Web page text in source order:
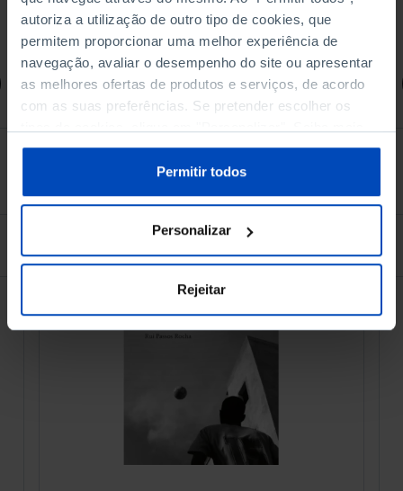
autoriza a utilização de outro tipo de cookies, que
permitem proporcionar uma melhor experiência de
navegação, avaliar o desempenho do site ou apresentar
as melhores ofertas de produtos e serviços, de acordo
com as suas preferências. Se pretender escolher os
sobre cookies através da gestão de preferências ou da
Política de Cookies.
Permitir todos
Personalizar
Rejeitar
4,50 € 5,00 €
Comprar
À venda na Livraria